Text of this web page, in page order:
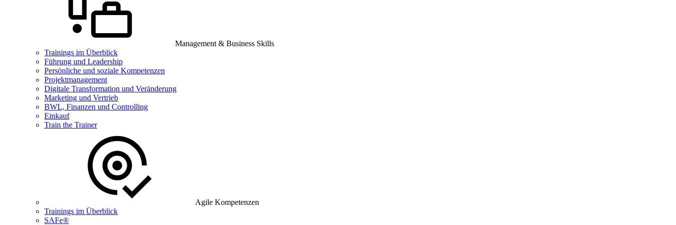
Management & Business Skills
Trainings im Überblick
Führung und Leadership
Persönliche und soziale Kompetenzen
Projektmanagement
Digitale Transformation und Veränderung
Marketing und Vertrieb
BWL, Finanzen und Controlling
Einkauf
Train the Trainer
Agile Kompetenzen
Trainings im Überblick
SAFe®